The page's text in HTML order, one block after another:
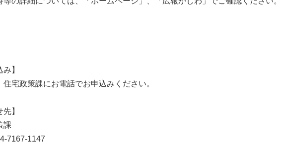
み】
住宅政策課にお電話でお申込みください。
先】
課
7167-1147